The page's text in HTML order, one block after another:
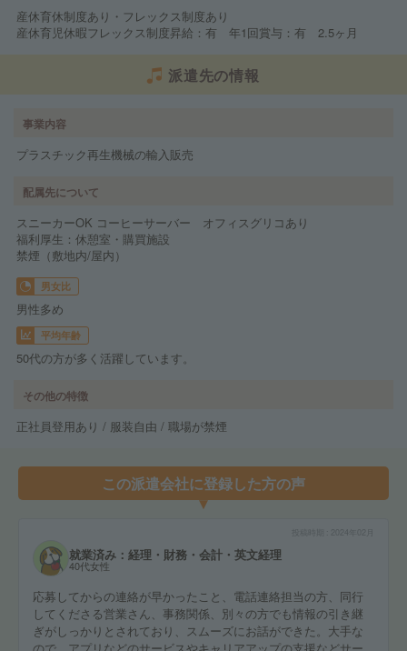
産休育休制度あり・フレックス制度あり
産休育児休暇フレックス制度昇給：有 年1回賞与：有 2.5ヶ月
派遣先の情報
事業内容
プラスチック再生機械の輸入販売
配属先について
スニーカーOK コーヒーサーバー オフィスグリコあり
福利厚生：休憩室・購買施設
禁煙（敷地内/屋内）
男女比
男性多め
平均年齢
50代の方が多く活躍しています。
その他の特徴
正社員登用あり / 服装自由 / 職場が禁煙
この派遣会社に登録した方の声
2024年02月
就業済み：経理・財務・会計・英文経理
40代女性
応募してからの連絡が早かったこと、電話連絡担当の方、同行
してくださる営業さん、事務関係、別々の方でも情報の引き継
ぎがしっかりとされており、スムーズにお話ができた。大手な